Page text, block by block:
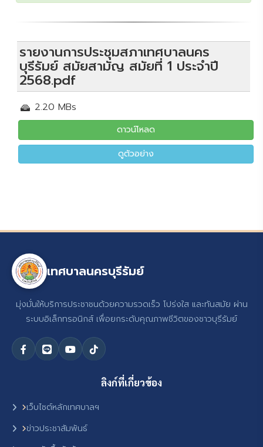
รายงานการประชุมสภาเทศบาลนคร
บุรีรัมย์ สมัยสามัญ สมัยที่ 1 ประจำปี
2568.pdf
2.20 MBs
ดาวน์โหลด
ดูตัวอย่าง
เทศบาลนครบุรีรัมย์
มุ่งมั่นให้บริการประชาชนด้วยความรวดเร็ว โปร่งใส และทันสมัย ผ่าน
ระบบอิเล็กทรอนิกส์ เพื่อยกระดับคุณภาพชีวิตของชาวบุรีรัมย์
ลิงก์ที่เกี่ยวข้อง
เว็บไซต์หลักเทศบาลฯ
ข่าวประชาสัมพันธ์